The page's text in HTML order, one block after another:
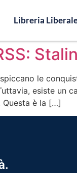
Libreria
le
esiste
Questa è la […]